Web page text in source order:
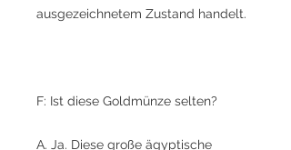
ausgezeichnetem Zustand handelt.
F: Ist diese Goldmünze selten?
A. Ja. Diese große ägyptische